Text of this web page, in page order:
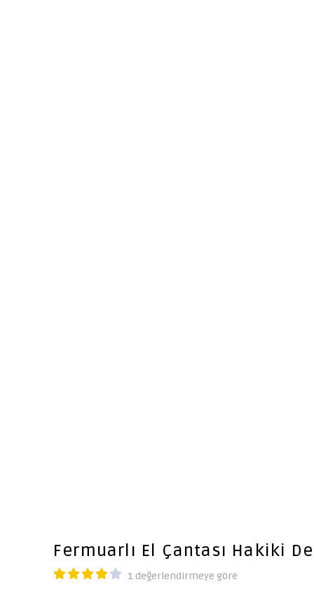
Fermuarlı El Çantası Hakiki
1 değerlendirmeye göre